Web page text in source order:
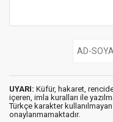
UYARI: Küfür, hakaret,
içeren, imla kuralları ile
Türkçe karakter
onaylanmamaktadır.